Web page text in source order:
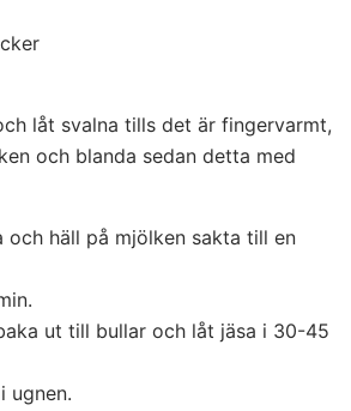
låt svalna tills det är fingervarmt,
och blanda sedan detta med
och häll på mjölken sakta till en
ut till bullar och låt jäsa i 30-45
ugnen.